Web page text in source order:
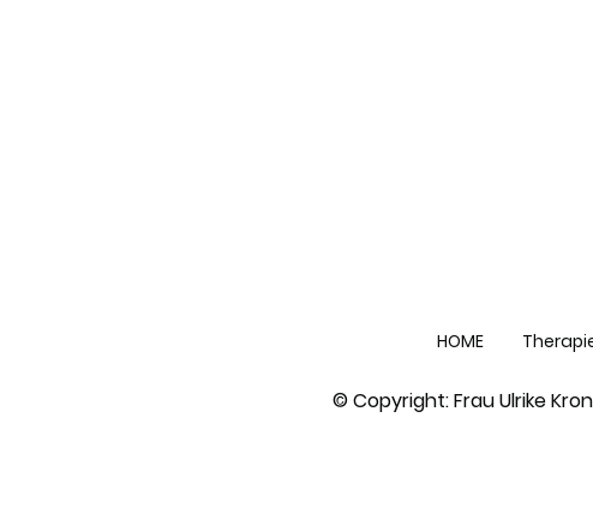
HOME
© Copyright: Frau Ulrike